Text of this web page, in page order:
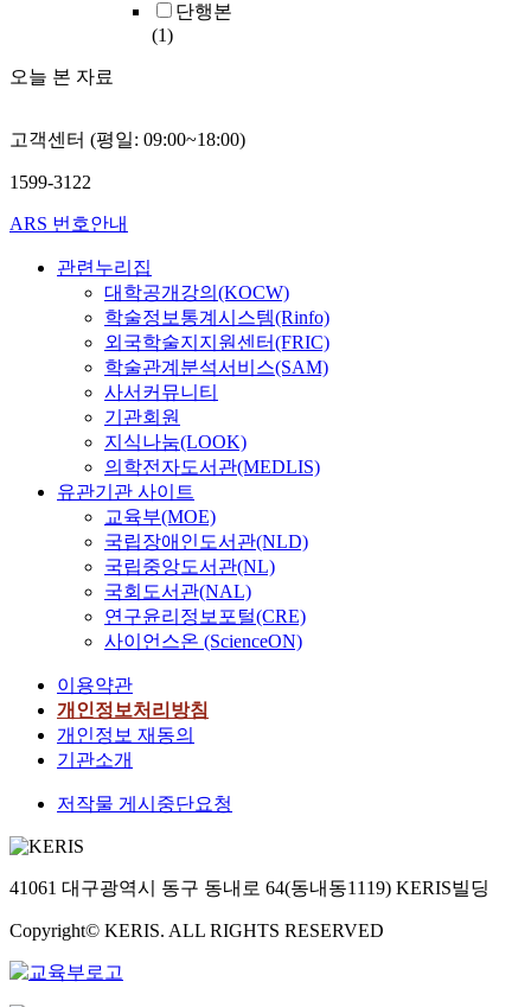
단행본
(1)
오늘 본 자료
고객센터 (평일: 09:00~18:00)
1599-3122
ARS 번호안내
관련누리집
대학공개강의(KOCW)
학술정보통계시스템(Rinfo)
외국학술지지원센터(FRIC)
학술관계분석서비스(SAM)
사서커뮤니티
기관회원
지식나눔(LOOK)
의학전자도서관(MEDLIS)
유관기관 사이트
교육부(MOE)
국립장애인도서관(NLD)
국립중앙도서관(NL)
국회도서관(NAL)
연구윤리정보포털(CRE)
사이언스온 (ScienceON)
이용약관
개인정보처리방침
개인정보 재동의
기관소개
저작물 게시중단요청
41061 대구광역시 동구 동내로 64(동내동1119) KERIS빌딩
Copyright© KERIS. ALL RIGHTS RESERVED